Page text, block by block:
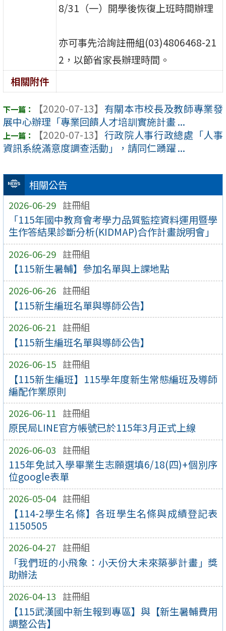
相關公告
2026-06-29 註冊組
「115年國中教育會考學力品質監控資料運用暨學
生作答結果診斷分析(KIDMAP)合作計畫說明會」
2026-06-29 註冊組
【115新生暑輔】參加名單與上課地點
2026-06-26 註冊組
【115新生編班名單與導師公告】
2026-06-21 註冊組
【115新生編班名單與導師公告】
2026-06-15 註冊組
【115新生編班】115學年度新生常態編班及導師
編配作業原則
2026-06-11 註冊組
原民局LINE官方帳號已於115年3月正式上線
2026-06-03 註冊組
115年免試入學畢業生志願選填6/18(四)+個別序
位google表單
2026-05-04 註冊組
【114-2學生名條】各班學生名條與成績登記表
1150505
2026-04-27 註冊組
「我們班的小飛象：小天份大未來築夢計畫」獎
助辦法
2026-04-13 註冊組
【115武漢國中新生報到專區】與【新生暑輔費用
調整公告】
8/31（一）開學後恢復上班時間辦理
亦可事先洽詢註冊組(03)4806468-21
2，以節省家長辦理時間。
相關附件
【2020-07-13】 有關本市校長及教師專業發
展中心辦理「專業回饋人才培訓實施計畫 ...
【2020-07-13】 行政院人事行政總處「人事
資訊系統滿意度調查活動」，請同仁踴躍 ...